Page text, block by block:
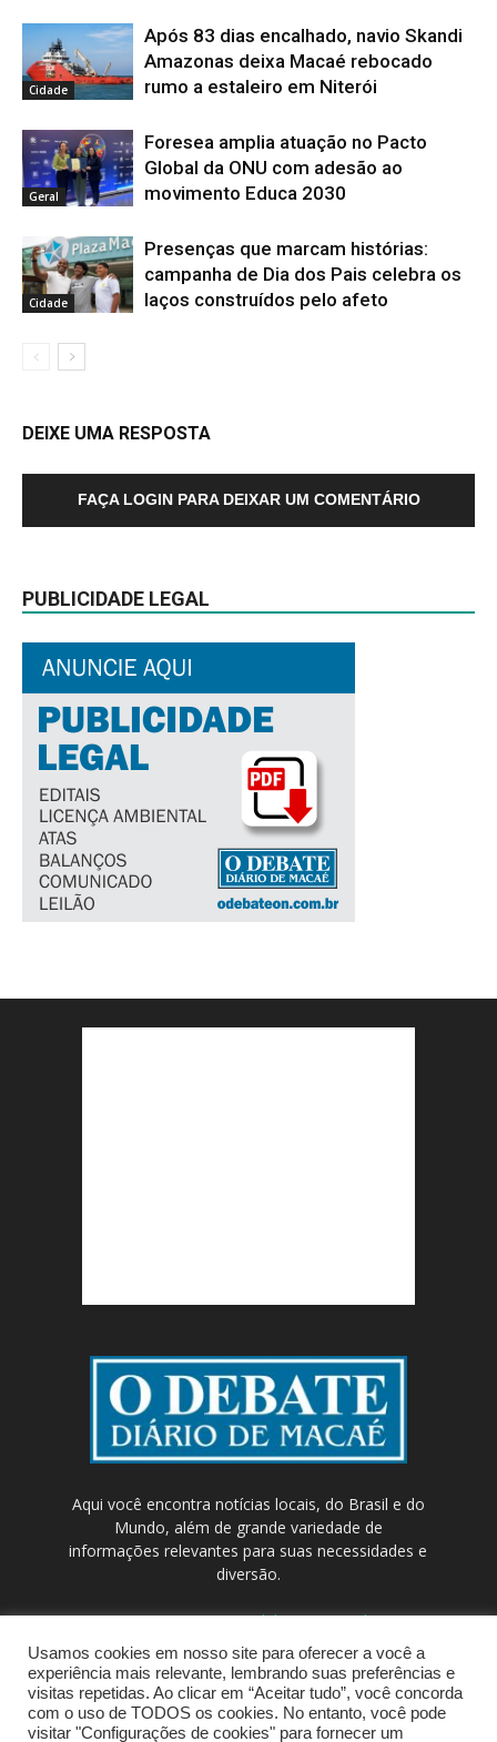
Cidade
Após 83 dias encalhado, navio Skandi
Amazonas deixa Macaé rebocado
rumo a estaleiro em Niterói
Geral
Foresea amplia atuação no Pacto
Global da ONU com adesão ao
movimento Educa 2030
Cidade
Presenças que marcam histórias:
campanha de Dia dos Pais celebra os
laços construídos pelo afeto
DEIXE UMA RESPOSTA
FAÇA LOGIN PARA DEIXAR UM COMENTÁRIO
PUBLICIDADE LEGAL
Aqui você encontra notícias locais, do Brasil e do
Mundo, além de grande variedade de
informações relevantes para suas necessidades e
diversão.
Contato:contato@odebateon.com.br /
comercia@odebateon.com.br
Usamos cookies em nosso site para oferecer a você a
experiência mais relevante, lembrando suas preferências e
visitas repetidas. Ao clicar em “Aceitar tudo”, você concorda
com o uso de TODOS os cookies. No entanto, você pode
visitar "Configurações de cookies" para fornecer um